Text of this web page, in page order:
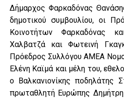
Δήμαρχος Φαρκαδόνας
δημοτικού συμβουλίου, οι
Κοινοτήτων Φαρκαδόνας
Χαλβατζά και Φωτεινή
Πρόεδρος Συλλόγου ΑΜΕΑ
Ελένη Καϊμά και μέλη του,
ο Βαλκανιονίκης ποδηλάτης
πρωταθλητή Ευρώπης Δημήτρη